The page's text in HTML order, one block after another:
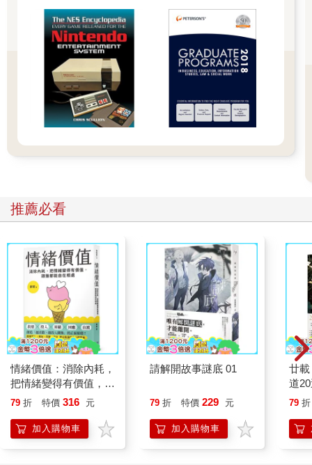
推薦必看
情緒價值：消除內耗，
把情緒變得有價值，跟
誰都能自在相處
79 折 特價 316 元
加入購物車
請解開故事謎底 01
79 折 特價 229 元
加入購物車
廿
道
79 折